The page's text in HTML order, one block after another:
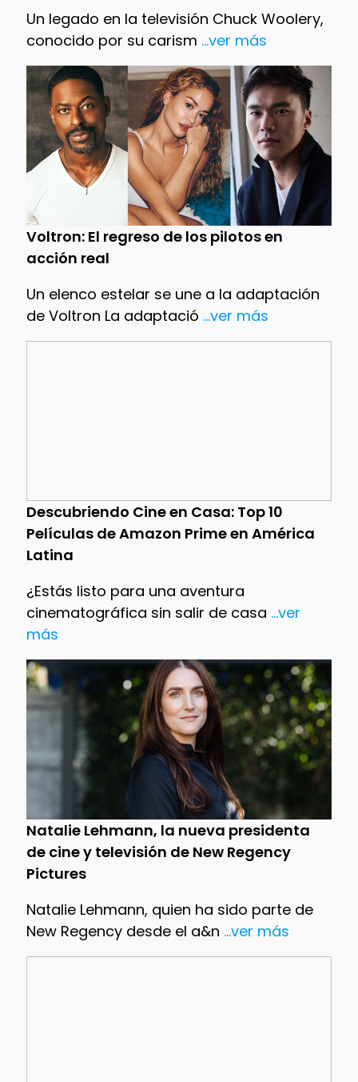
Un legado en la televisión Chuck Woolery,
conocido por su carism ...ver más
Voltron: El regreso de los pilotos en
acción real
Un elenco estelar se une a la adaptación
de Voltron La adaptació ...ver más
Descubriendo Cine en Casa: Top 10
Películas de Amazon Prime en América
Latina
¿Estás listo para una aventura
cinematográfica sin salir de casa ...ver
más
Natalie Lehmann, la nueva presidenta
de cine y televisión de New Regency
Pictures
Natalie Lehmann, quien ha sido parte de
New Regency desde el a&n ...ver más